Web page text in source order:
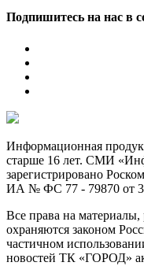
Подпишитесь на нас в
Информационная
старше 16 лет. СМИ
зарегистрировано
ИА № ФС 77 - 79870 от
Все права на
охраняются законом
частичном
новостей ТК «ГОРОД»